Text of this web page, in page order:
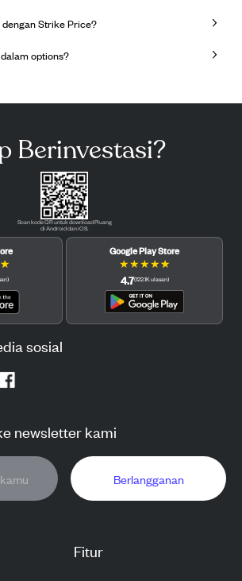
Strike Price?
options?
Fitur
Berinvestasi?
Scan kode QR untuk download Pluang
di Android dan iOS.
★
)
Google Play Store
★★★★★
4.7(122.1K ulasan)
sosial
newsletter kami
Berlangganan